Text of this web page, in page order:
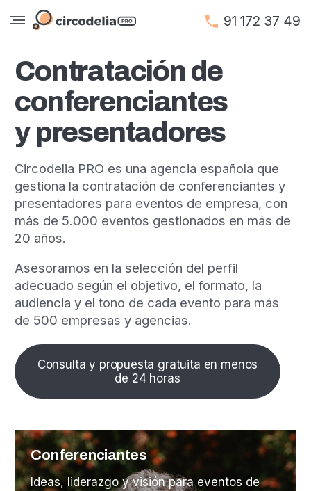
91 172 37 49
Contratación de
conferenciantes
y presentadores
Circodelia PRO es una agencia española que
gestiona la contratación de conferenciantes y
presentadores para eventos de empresa, con
más de 5.000 eventos gestionados en más de
20 años.
Asesoramos en la selección del perfil
adecuado según el objetivo, el formato, la
audiencia y el tono de cada evento para más
de 500 empresas y agencias.
Consulta y propuesta gratuita en menos
de 24 horas
Conferenciantes
Ideas, liderazgo y visión para eventos de